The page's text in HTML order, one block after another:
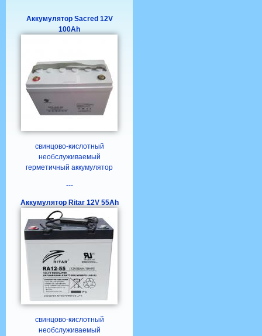
Аккумулятор Sacred 12V
100Ah
свинцово-кислотный
необслуживаемый
герметичный аккумулятор
---
Аккумулятор Ritar 12V 55Ah
свинцово-кислотный
необслуживаемый